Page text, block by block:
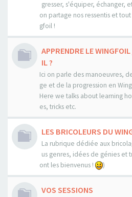
gresser, s'équiper, échanger,
on partage nos ressentis et
gfoil !
APPRENDRE LE
IL ?
Ici on parle des manoeuvres,
ge et de la progression en
Here we talks about learning
es, tricks etc.
LES BRICOLEURS DU
La rubrique dédiée aux
us genres, idées de génies et
ont les bienvenus !
)
VOS SESSIONS